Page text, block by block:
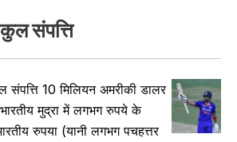
संपत्ति
10 मिलियन अमरीकी डालर
मुद्रा में लगभग रुपये के
रुपया (यानी लगभग पचहत्तर